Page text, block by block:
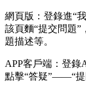
網頁版：登錄進“
該頁麵“提交問題”
題描述等。
APP客戶端：登
點擊“答疑”——“